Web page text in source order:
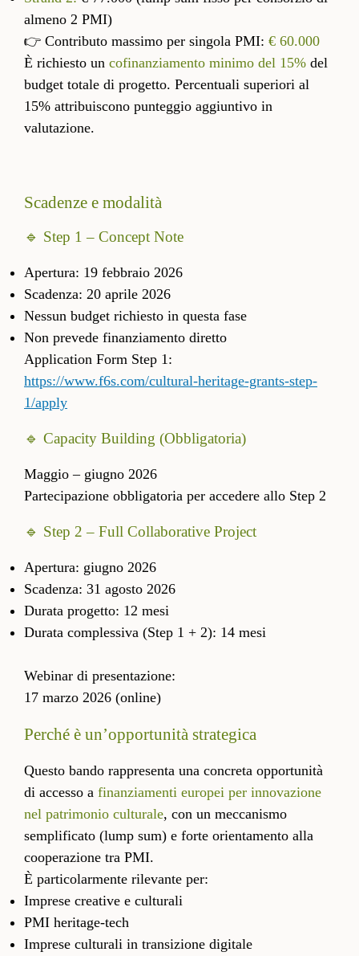
almeno 2 PMI)
👉 Contributo massimo per singola PMI: € 60.000
È richiesto un cofinanziamento minimo del 15% del
budget totale di progetto. Percentuali superiori al
15% attribuiscono punteggio aggiuntivo in
valutazione.
Scadenze e modalità
🔹 Step 1 – Concept Note
Apertura: 19 febbraio 2026
Scadenza: 20 aprile 2026
Nessun budget richiesto in questa fase
Non prevede finanziamento diretto
Application Form Step 1:
https://www.f6s.com/cultural-heritage-grants-step-
1/apply
🔹 Capacity Building (Obbligatoria)
Maggio – giugno 2026
Partecipazione obbligatoria per accedere allo Step 2
🔹 Step 2 – Full Collaborative Project
Apertura: giugno 2026
Scadenza: 31 agosto 2026
Durata progetto: 12 mesi
Durata complessiva (Step 1 + 2): 14 mesi
Webinar di presentazione:
17 marzo 2026 (online)
Perché è un’opportunità strategica
Questo bando rappresenta una concreta opportunità
di accesso a finanziamenti europei per innovazione
nel patrimonio culturale, con un meccanismo
semplificato (lump sum) e forte orientamento alla
cooperazione tra PMI.
È particolarmente rilevante per:
Imprese creative e culturali
PMI heritage-tech
Imprese culturali in transizione digitale